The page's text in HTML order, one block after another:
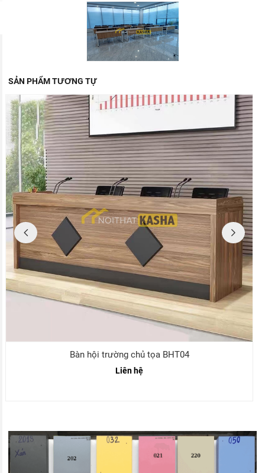
SẢN PHẨM TƯƠNG TỰ
Bàn hội trường chủ tọa BHT04
Liên hệ